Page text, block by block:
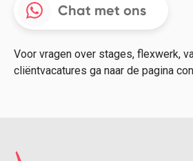
Chat met ons
Voor vragen over stages, flexwerk,
cliëntvacatures ga naar de pagina